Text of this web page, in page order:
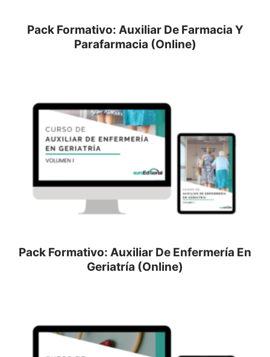
Pack Formativo: Auxiliar De Farmacia Y
Parafarmacia (Online)
Pack Formativo: Auxiliar De Enfermería En
Geriatría (Online)